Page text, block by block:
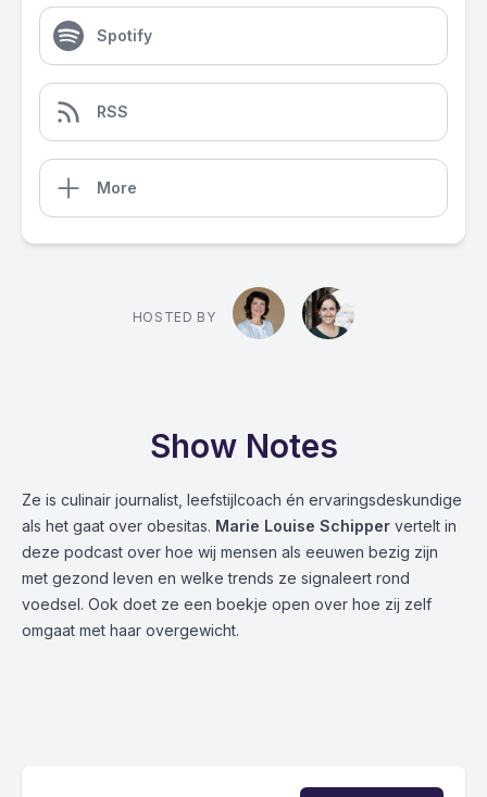
Spotify
RSS
More
HOSTED BY
Show Notes
Ze is culinair journalist, leefstijlcoach én ervaringsdeskundige
als het gaat over obesitas. Marie Louise Schipper vertelt in
deze podcast over hoe wij mensen als eeuwen bezig zijn
met gezond leven en welke trends ze signaleert rond
voedsel. Ook doet ze een boekje open over hoe zij zelf
omgaat met haar overgewicht.